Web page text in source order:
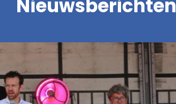
Nieuwsberichten